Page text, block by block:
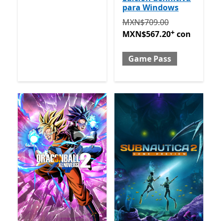
para Windows
Originalmente
MXN$709.00
MXN$567.20+ con
Game Pass